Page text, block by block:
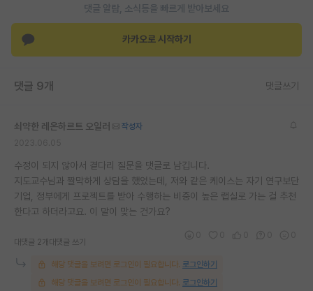
댓글 알람, 소식등을 빠르게 받아보세요
카카오로 시작하기
댓글 9개 댓글쓰기
쇠약한 레온하르트 오일러
작성자
수정이 되지 않아서 곁다리 질문을 댓글로 남깁니다.
지도교수님과 짤막하게 상담을 했었는데, 저와 같은 케이스는 자기 연구보단
기업, 정부에게 프로젝트를 받아 수행하는 비중이 높은 랩실로 가는 걸 추천
한다고 하더라고요. 이 말이 맞는 건가요?
대댓글 2개 대댓글 쓰기
해당 댓글을 보려면 로그인이 필요합니다. 로그인하기
해당 댓글을 보려면 로그인이 필요합니다. 로그인하기